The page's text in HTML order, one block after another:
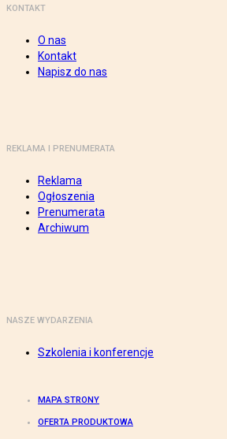
KONTAKT
O nas
Kontakt
Napisz do nas
REKLAMA I PRENUMERATA
Reklama
Ogłoszenia
Prenumerata
Archiwum
NASZE WYDARZENIA
Szkolenia i konferencje
MAPA STRONY
OFERTA PRODUKTOWA